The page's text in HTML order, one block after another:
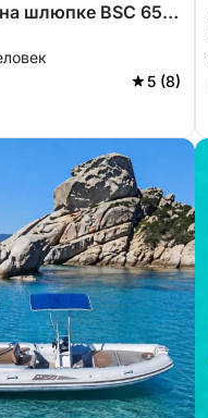
шлюпке BSC 65 с
день, 8
5 (8)